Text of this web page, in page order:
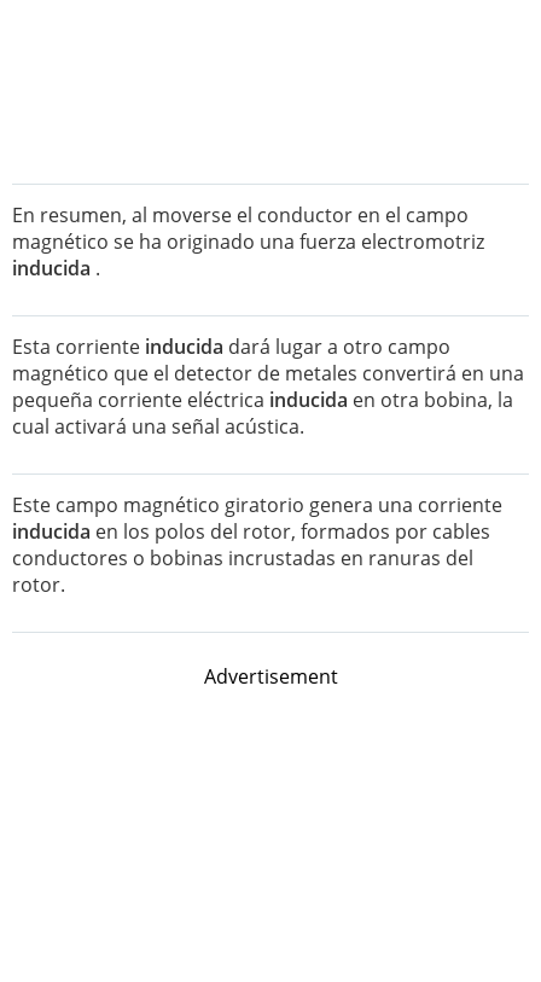
En resumen, al moverse el conductor en el campo
magnético se ha originado una fuerza electromotriz
inducida .
Esta corriente inducida dará lugar a otro campo
magnético que el detector de metales convertirá en una
pequeña corriente eléctrica inducida en otra bobina, la
cual activará una señal acústica.
Este campo magnético giratorio genera una corriente
inducida en los polos del rotor, formados por cables
conductores o bobinas incrustadas en ranuras del
rotor.
Advertisement